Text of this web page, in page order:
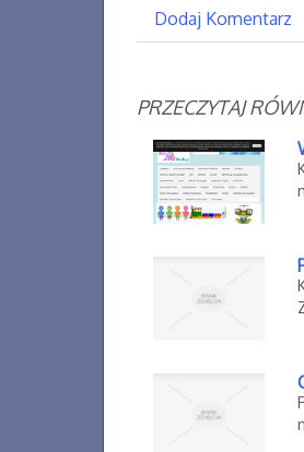
Dodaj Komentarz
PRZECZYTAJ